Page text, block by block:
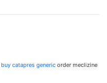
buy catapres generic order meclizine